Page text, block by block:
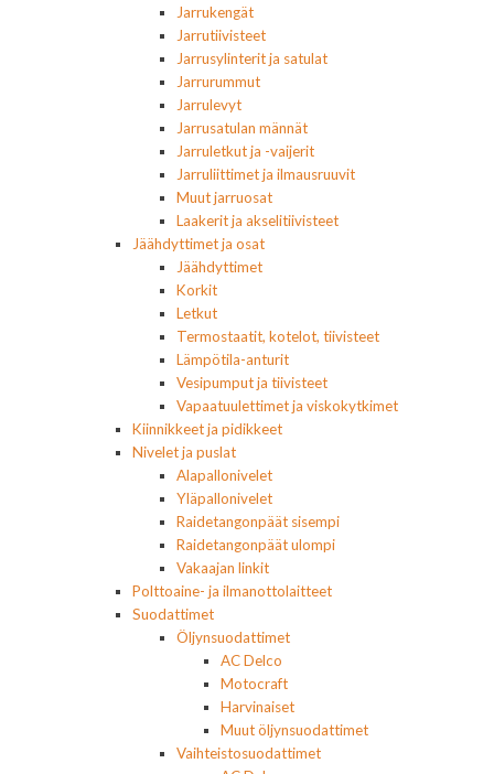
Jarrukengät
Jarrutiivisteet
Jarrusylinterit ja satulat
Jarrurummut
Jarrulevyt
Jarrusatulan männät
Jarruletkut ja -vaijerit
Jarruliittimet ja ilmausruuvit
Muut jarruosat
Laakerit ja akselitiivisteet
Jäähdyttimet ja osat
Jäähdyttimet
Korkit
Letkut
Termostaatit, kotelot, tiivisteet
Lämpötila-anturit
Vesipumput ja tiivisteet
Vapaatuulettimet ja viskokytkimet
Kiinnikkeet ja pidikkeet
Nivelet ja puslat
Alapallonivelet
Yläpallonivelet
Raidetangonpäät sisempi
Raidetangonpäät ulompi
Vakaajan linkit
Polttoaine- ja ilmanottolaitteet
Suodattimet
Öljynsuodattimet
AC Delco
Motocraft
Harvinaiset
Muut öljynsuodattimet
Vaihteistosuodattimet